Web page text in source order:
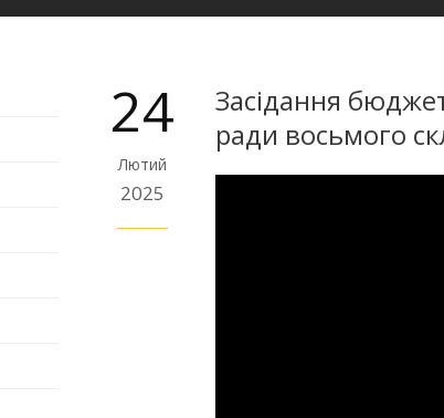
24
Лютий
2025
Засідання
ради восьмого